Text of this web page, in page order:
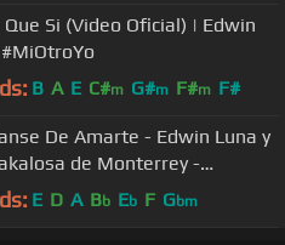
Que Si (Video Oficial) | Edwin
B A E C#m G#m F#m F#
De Amarte - Edwin Luna y
de Monterrey -
E D A Bb Eb F Gbm